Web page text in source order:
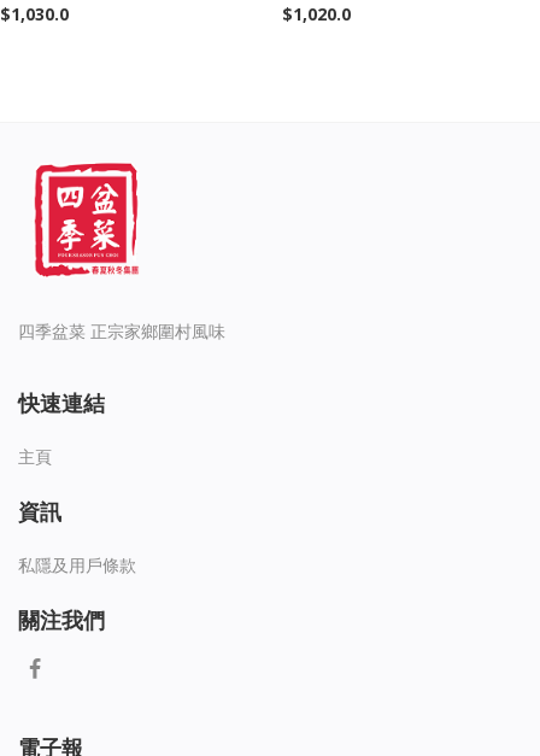
$1,030.0 $1,020.0
四季盆菜 正宗家鄉圍村風味
快速連結
主頁
資訊
私隱及用戶條款
關注我們
電子報